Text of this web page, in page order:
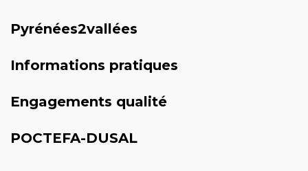
Pyrénées2vallées
Informations pratiques
Engagements qualité
POCTEFA-DUSAL